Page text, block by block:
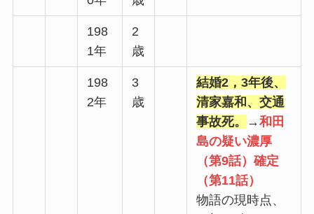
198
1年
2
歳
198
2年
3
歳
結婚2，3年後、
清家嘉和、交通
事故死。
→和田
島の疑い濃厚
（第9話）確定
（第11話）
物語の現時点、